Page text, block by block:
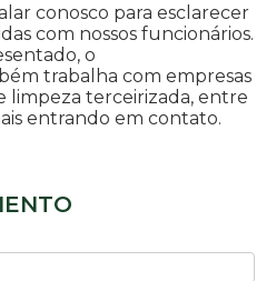
conosco para esclarecer
com nossos funcionários.
o
trabalha com empresas
limpeza terceirizada, entre
entrando em contato.